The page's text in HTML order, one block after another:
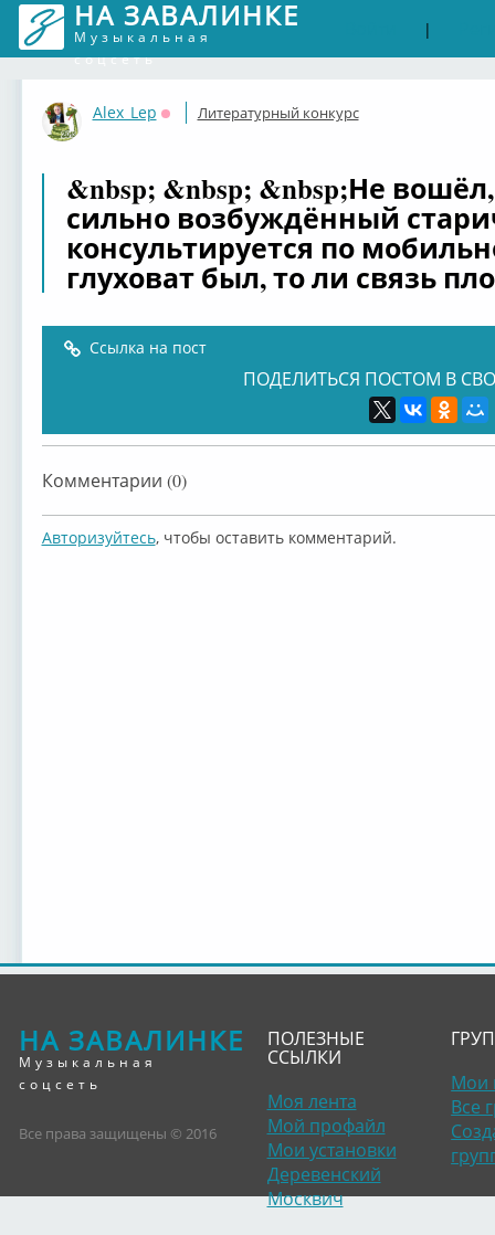
НА ЗАВАЛИНКЕ
Музыкальная
соцсеть
|
Alex_Lep
Оффлайн
Литературный конкурс
&nbsp; &nbsp; &nbsp;Не
сильно возбуждённый
консультируется по
глуховат был, то ли связь
Ссылка на пост
ПОДЕЛИТЬСЯ ПОСТОМ В
Комментарии (0)
Авторизуйтесь, чтобы оставить комментарий.
НА ЗАВАЛИНКЕ
Музыкальная
соцсеть
Все права защищены © 2016
ПОЛЕЗНЫЕ
ССЫЛКИ
Моя лента
Мой профайл
Мои установки
Деревенский
Москвич
Мои
Все